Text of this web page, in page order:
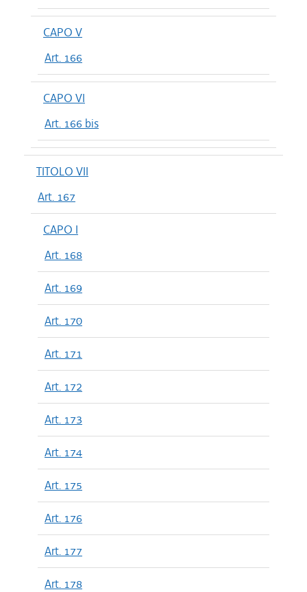
CAPO V
Art. 166
CAPO VI
Art. 166 bis
TITOLO VII
Art. 167
CAPO I
Art. 168
Art. 169
Art. 170
Art. 171
Art. 172
Art. 173
Art. 174
Art. 175
Art. 176
Art. 177
Art. 178